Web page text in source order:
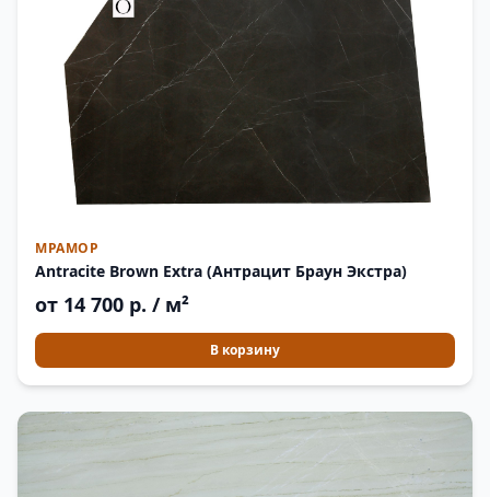
МРАМОР
Antracite Brown Extra (Антрацит Браун Экстра)
от 14 700 р. / м²
В корзину